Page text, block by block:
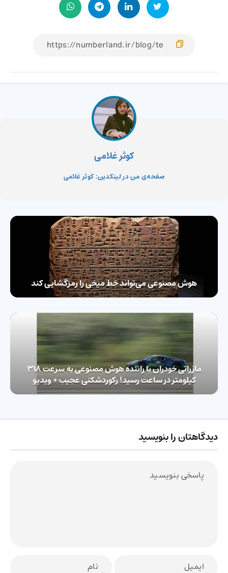
کوثر غلامی
صفحه‌ی من در لینکدین: کوثر غلامی
هوش مصنوعی می‌تواند خط میخی را رمزگشایی کند
مازراتی خودران با راننده هوش مصنوعی به سرعت ۳۱۸
کیلومتر در ساعت رسید!‌ رکوردشکنی عجیب + ویدیو
دیدگاهتان را بنویسید